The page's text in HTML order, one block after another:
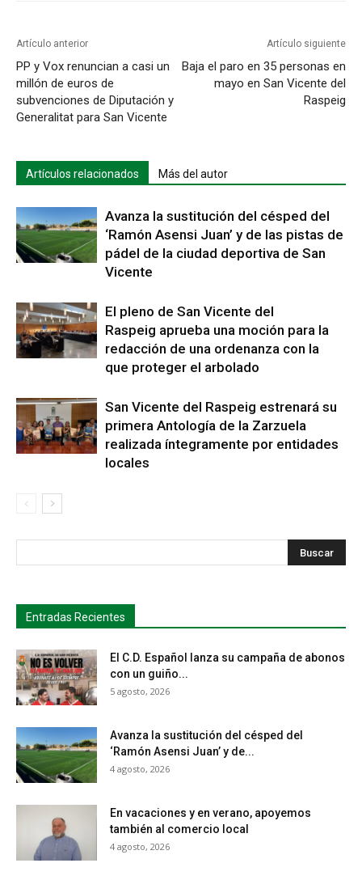
Artículo anterior
PP y Vox renuncian a casi un
millón de euros de
subvenciones de Diputación y
Generalitat para San Vicente
Artículo siguiente
Baja el paro en 35 personas en
mayo en San Vicente del
Raspeig
Artículos relacionados Más del autor
Avanza la sustitución del césped del
‘Ramón Asensi Juan’ y de las pistas de
pádel de la ciudad deportiva de San
Vicente
El pleno de San Vicente del
Raspeig aprueba una moción para la
redacción de una ordenanza con la
que proteger el arbolado
San Vicente del Raspeig estrenará su
primera Antología de la Zarzuela
realizada íntegramente por entidades
locales
Entradas Recientes
El C.D. Español lanza su campaña de abonos
con un guiño...
5 agosto, 2026
Avanza la sustitución del césped del
‘Ramón Asensi Juan’ y de...
4 agosto, 2026
En vacaciones y en verano, apoyemos
también al comercio local
4 agosto, 2026